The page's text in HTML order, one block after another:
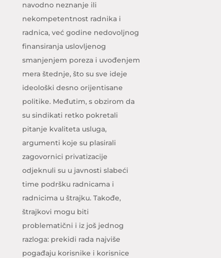
navodno neznanje ili
nekompetentnost radnika i
radnica, već godine nedovoljnog
finansiranja uslovljenog
smanjenjem poreza i uvođenjem
mera štednje, što su sve ideje
ideološki desno orijentisane
politike. Međutim, s obzirom da
su sindikati retko pokretali
pitanje kvaliteta usluga,
argumenti koje su plasirali
zagovornici privatizacije
odjeknuli su u javnosti slabeći
time podršku radnicama i
radnicima u štrajku. Takođe,
štrajkovi mogu biti
problematični i iz još jednog
razloga: prekidi rada najviše
pogađaju korisnike i korisnice